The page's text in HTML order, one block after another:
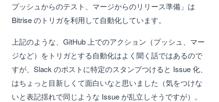
プッシュからのテスト、マージからのリリース準備」は
Bitrise のトリガを利用して自動化しています。
上記のような、GitHub 上でのアクション（プッシュ、マー
ジなど）をトリガとする自動化はよく聞く話ではあるので
すが、Slack のポストに特定のスタンプつけると Issue 化、
はちょっと目新しくて面白いなと思いました（気をつけな
いと表記揺れで同じような Issue が乱立しそうですが）。